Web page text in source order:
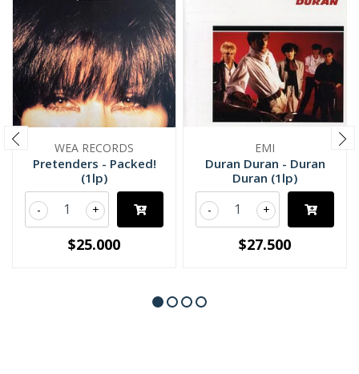
WEA RECORDS
Pretenders - Packed!
(1lp)
+
-
$25.000
EMI
Duran Duran - Duran
Duran (1lp)
+
-
$27.500